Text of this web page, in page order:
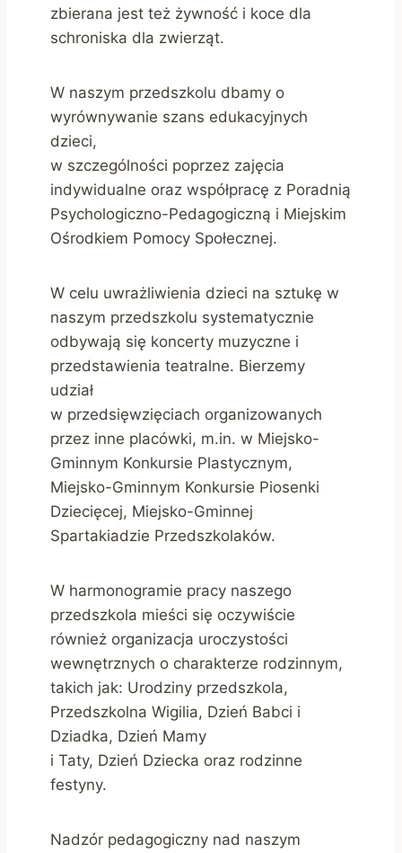
zbierana jest też żywność i koce dla
schroniska dla zwierząt.
W naszym przedszkolu dbamy o
wyrównywanie szans edukacyjnych
dzieci,
w szczególności poprzez zajęcia
indywidualne oraz współpracę z Poradnią
Psychologiczno-Pedagogiczną i Miejskim
Ośrodkiem Pomocy Społecznej.
W celu uwrażliwienia dzieci na sztukę w
naszym przedszkolu systematycznie
odbywają się koncerty muzyczne i
przedstawienia teatralne. Bierzemy
udział
w przedsięwzięciach organizowanych
przez inne placówki, m.in. w Miejsko-
Gminnym Konkursie Plastycznym,
Miejsko-Gminnym Konkursie Piosenki
Dziecięcej, Miejsko-Gminnej
Spartakiadzie Przedszkolaków.
W harmonogramie pracy naszego
przedszkola mieści się oczywiście
również organizacja uroczystości
wewnętrznych o charakterze rodzinnym,
takich jak: Urodziny przedszkola,
Przedszkolna Wigilia, Dzień Babci i
Dziadka, Dzień Mamy
i Taty, Dzień Dziecka oraz rodzinne
festyny.
Nadzór pedagogiczny nad naszym